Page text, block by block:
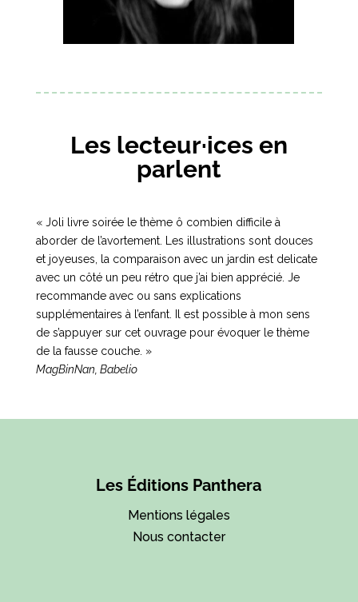
Les lecteur·ices en
parlent
« Joli livre soirée le thème ô combien difficile à
aborder de l’avortement. Les illustrations sont douces
et joyeuses, la comparaison avec un jardin est delicate
avec un côté un peu rétro que j’ai bien apprécié. Je
recommande avec ou sans explications
supplémentaires à l’enfant. Il est possible à mon sens
de s’appuyer sur cet ouvrage pour évoquer le thème
de la fausse couche. »
MagBinNan, Babelio
Les Éditions Panthera
Mentions légales
Nous contacter